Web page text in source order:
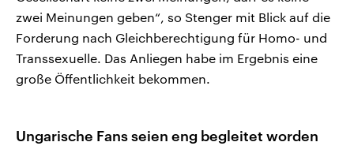
zwei Meinungen geben“, so Stenger mit Blick auf die
Forderung nach Gleichberechtigung für Homo- und
Transsexuelle. Das Anliegen habe im Ergebnis eine
große Öffentlichkeit bekommen.
Ungarische Fans seien eng begleitet worden